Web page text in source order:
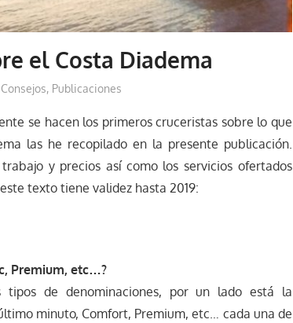
el Costa Diadema
Consejos, Publicaciones
se hacen los primeros cruceristas sobre lo que
las he recopilado en la presente publicación.
y precios así como los servicios ofertados
texto tiene validez hasta 2019:
Premium, etc…?
de denominaciones, por un lado está la
minuto, Comfort, Premium, etc… cada una de